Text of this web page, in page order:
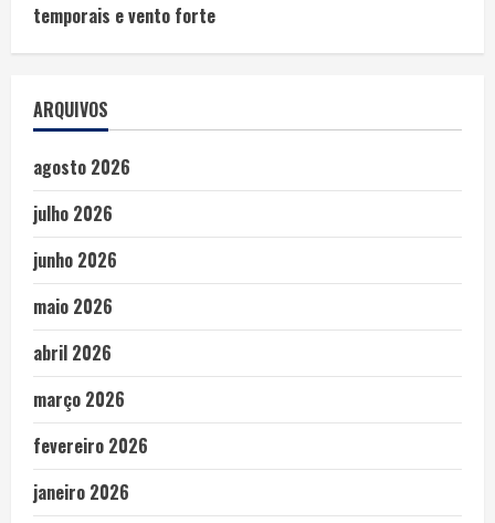
temporais e vento forte
ARQUIVOS
agosto 2026
julho 2026
junho 2026
maio 2026
abril 2026
março 2026
fevereiro 2026
janeiro 2026